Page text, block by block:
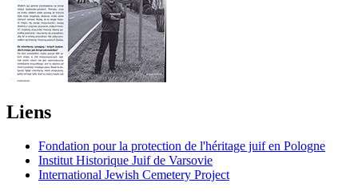
Liens
Fondation pour la protection de l'héritage juif en Pologne
Institut Historique Juif de Varsovie
International Jewish Cemetery Project